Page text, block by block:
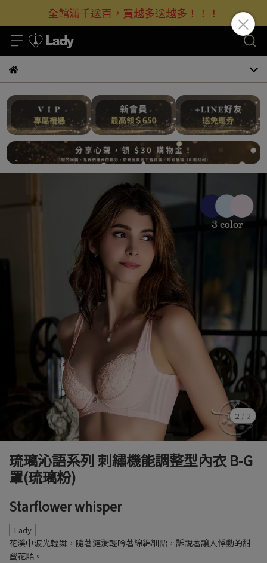
全館滿千送百，買越多送越多！！！
2 / 2
琉璃沁語系列 刺繡機能調整型內衣 B-G
罩(琉璃粉)
Starflower whisper
Lady
花溪中波光輕舞，隨著漣漪輕吟著綿綿細語，訴說著讓人悸動的甜
蜜花語。